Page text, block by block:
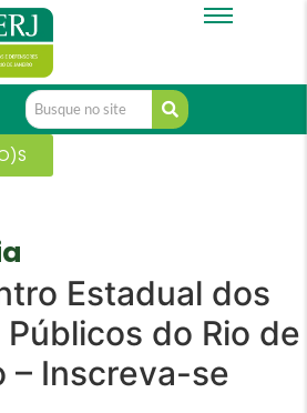
Estadual dos
do Rio de
– Inscreva-se